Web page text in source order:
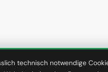
technisch notwendige